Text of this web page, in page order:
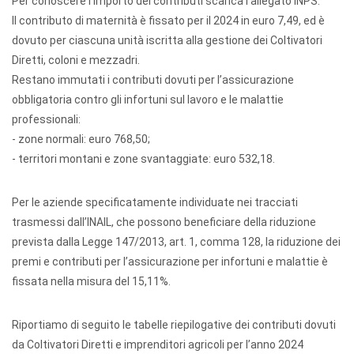
Il contributo di maternità è fissato per il 2024 in euro 7,49, ed è
dovuto per ciascuna unità iscritta alla gestione dei Coltivatori
Diretti, coloni e mezzadri.
Restano immutati i contributi dovuti per l’assicurazione
obbligatoria contro gli infortuni sul lavoro e le malattie
professionali:
- zone normali: euro 768,50;
- territori montani e zone svantaggiate: euro 532,18.
Per le aziende specificatamente individuate nei tracciati
trasmessi dall’INAIL, che possono beneficiare della riduzione
prevista dalla Legge 147/2013, art. 1, comma 128, la riduzione dei
premi e contributi per l’assicurazione per infortuni e malattie è
fissata nella misura del 15,11%.
Riportiamo di seguito le tabelle riepilogative dei contributi dovuti
da Coltivatori Diretti e imprenditori agricoli per l’anno 2024